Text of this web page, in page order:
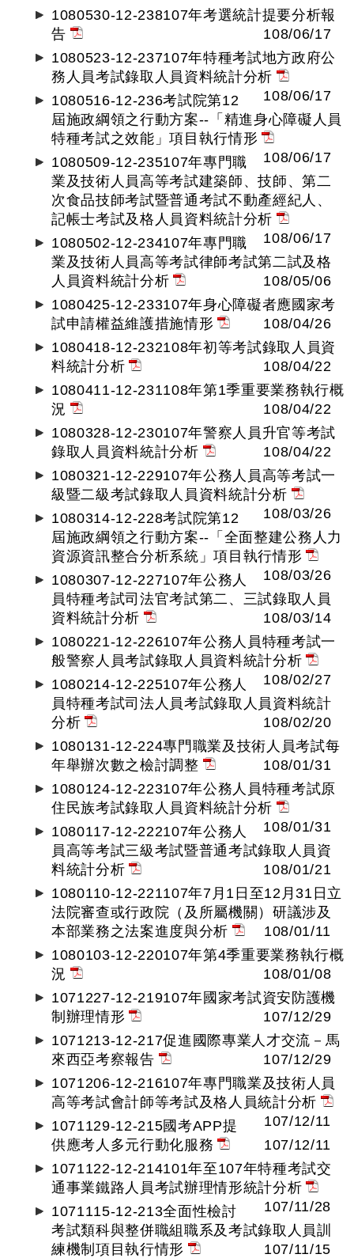
1080530-12-238107年考選統計提要分析報
告
108/06/17
1080523-12-237107年特種考試地方政府公
務人員考試錄取人員資料統計分析
108/06/17
1080516-12-236考試院第12
屆施政綱領之行動方案--「精進身心障礙人員
特種考試之效能」項目執行情形
108/06/17
1080509-12-235107年專門職
業及技術人員高等考試建築師、技師、第二
次食品技師考試暨普通考試不動產經紀人、
記帳士考試及格人員資料統計分析
108/06/17
1080502-12-234107年專門職
業及技術人員高等考試律師考試第二試及格
人員資料統計分析
108/05/06
1080425-12-233107年身心障礙者應國家考
試申請權益維護措施情形
108/04/26
1080418-12-232108年初等考試錄取人員資
料統計分析
108/04/22
1080411-12-231108年第1季重要業務執行概
況
108/04/22
1080328-12-230107年警察人員升官等考試
錄取人員資料統計分析
108/04/22
1080321-12-229107年公務人員高等考試一
級暨二級考試錄取人員資料統計分析
108/03/26
1080314-12-228考試院第12
屆施政綱領之行動方案--「全面整建公務人力
資源資訊整合分析系統」項目執行情形
108/03/26
1080307-12-227107年公務人
員特種考試司法官考試第二、三試錄取人員
資料統計分析
108/03/14
1080221-12-226107年公務人員特種考試一
般警察人員考試錄取人員資料統計分析
108/02/27
1080214-12-225107年公務人
員特種考試司法人員考試錄取人員資料統計
分析
108/02/20
1080131-12-224專門職業及技術人員考試每
年舉辦次數之檢討調整
108/01/31
1080124-12-223107年公務人員特種考試原
住民族考試錄取人員資料統計分析
108/01/31
1080117-12-222107年公務人
員高等考試三級考試暨普通考試錄取人員資
料統計分析
108/01/21
1080110-12-221107年7月1日至12月31日立
法院審查或行政院（及所屬機關）研議涉及
本部業務之法案進度與分析
108/01/11
1080103-12-220107年第4季重要業務執行概
況
108/01/08
1071227-12-219107年國家考試資安防護機
制辦理情形
107/12/29
1071213-12-217促進國際專業人才交流－馬
來西亞考察報告
107/12/29
1071206-12-216107年專門職業及技術人員
高等考試會計師等考試及格人員統計分析
107/12/11
1071129-12-215國考APP提
供應考人多元行動化服務
107/12/11
1071122-12-214101年至107年特種考試交
通事業鐵路人員考試辦理情形統計分析
107/11/28
1071115-12-213全面性檢討
考試類科與整併職組職系及考試錄取人員訓
練機制項目執行情形
107/11/15